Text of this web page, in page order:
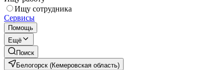
Ищу сотрудника
Сервисы
Помощь
Ещё
Поиск
Белогорск (Кемеровская область)